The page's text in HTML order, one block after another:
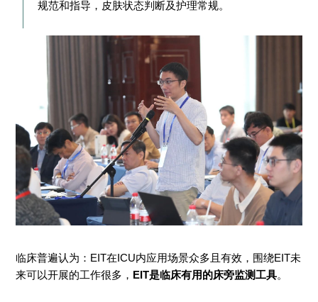
规范和指导，皮肤状态判断及护理常规。
临床普遍认为：EIT在ICU内应用场景众多且有效，围绕EIT未
来可以开展的工作很多， EIT是临床有用的床旁监测工具。